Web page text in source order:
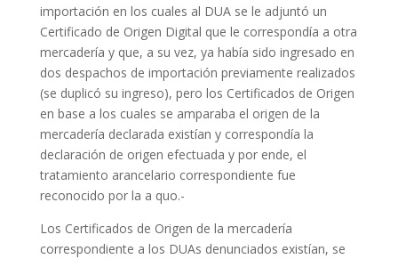
importación en los cuales al DUA se le adjuntó un
Certificado de Origen Digital que le correspondía a otra
mercadería y que, a su vez, ya había sido ingresado en
dos despachos de importación previamente realizados
(se duplicó su ingreso), pero los Certificados de Origen
en base a los cuales se amparaba el origen de la
mercadería declarada existían y correspondía la
declaración de origen efectuada y por ende, el
tratamiento arancelario correspondiente fue
reconocido por la a quo.-
Los Certificados de Origen de la mercadería
correspondiente a los DUAs denunciados existían, se